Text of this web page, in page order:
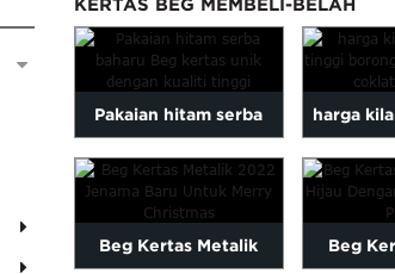
KERTAS BEG MEMBELI-BELAH
Pakaian hitam serba
baharu Beg kertas unik
dengan ...
harga
tinggi
Beg Kertas Metalik Beg